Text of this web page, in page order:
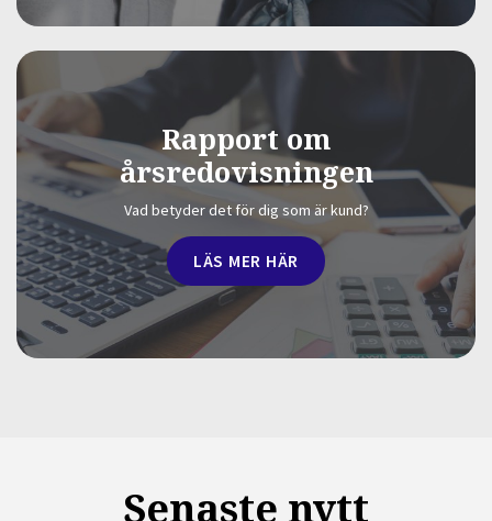
Rapport om
årsredovisningen
Vad betyder det för dig som är kund?
LÄS MER HÄR
Senaste nytt